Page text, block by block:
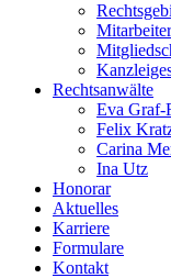
Rechtsanwälte
Eva Graf-
Felix
Carina
Ina Utz
Honorar
Aktuelles
Karriere
Formulare
Kontakt